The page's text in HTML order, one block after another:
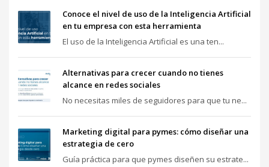
Conoce el nivel de uso de la Inteligencia Artificial
en tu empresa con esta herramienta
El uso de la Inteligencia Artificial es una ten...
Alternativas para crecer cuando no tienes
alcance en redes sociales
No necesitas miles de seguidores para que tu ne...
Marketing digital para pymes: cómo diseñar una
estrategia de cero
Guía práctica para que pymes diseñen su estrate...